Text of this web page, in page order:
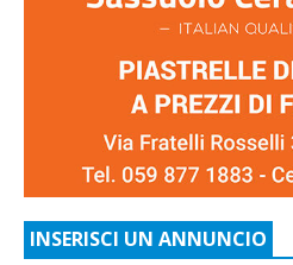
INSERISCI UN ANNUNCIO